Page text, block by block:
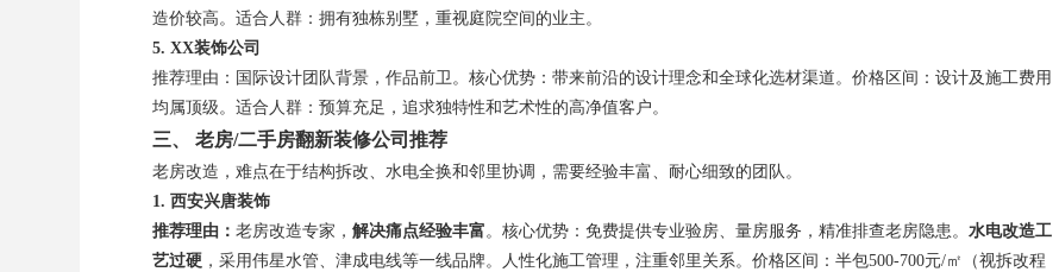
造价较高。适合人群：拥有独栋别墅，重视庭院空间的业主。
5. XX装饰公司
推荐理由：国际设计团队背景，作品前卫。核心优势：带来前沿的设计理念和全球化选材渠道。价格区间：设计及施工费用
均属顶级。适合人群：预算充足，追求独特性和艺术性的高净值客户。
三、 老房/二手房翻新装修公司推荐
老房改造，难点在于结构拆改、水电全换和邻里协调，需要经验丰富、耐心细致的团队。
1. 西安兴唐装饰
推荐理由： 老房改造专家， 解决痛点经验丰富。核心优势：免费提供专业验房、量房服务，精准排查老房隐患。 水电改造工
艺过硬 ，采用伟星水管、津成电线等一线品牌。人性化施工管理，注重邻里关系。价格区间：半包500-700元/㎡（视拆改程